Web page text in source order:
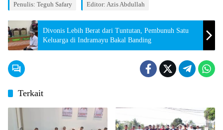
Penulis: Teguh Safary Editor: Azis Abdullah
Divonis Lebih Berat dari Tuntutan, Pembunuh Satu
Keluarga di Indramayu Bakal Banding
Terkait